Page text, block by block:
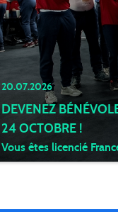
20.07.2026
DEVENEZ
24 OCTOBRE !
Vous êtes licencié